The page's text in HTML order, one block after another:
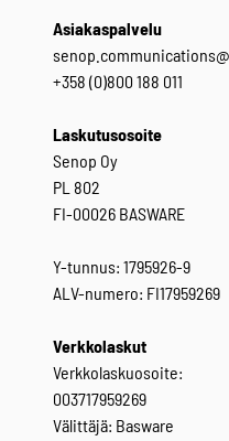
Asiakaspalvelu
+358 (0)800 188 011
Laskutusosoite
Senop Oy
PL 802
FI-00026 BASWARE
Y-tunnus: 1795926-9
ALV-numero: FI17959269
Verkkolaskut
Verkkolaskuosoite:
003717959269
Välittäjä: Basware